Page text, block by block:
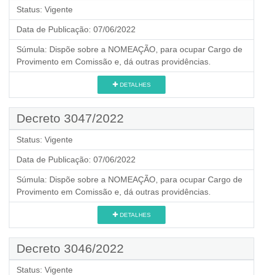
Status: Vigente
Data de Publicação: 07/06/2022
Súmula: Dispõe sobre a NOMEAÇÃO, para ocupar Cargo de
Provimento em Comissão e, dá outras providências.
DETALHES
Decreto 3047/2022
Status: Vigente
Data de Publicação: 07/06/2022
Súmula: Dispõe sobre a NOMEAÇÃO, para ocupar Cargo de
Provimento em Comissão e, dá outras providências.
DETALHES
Decreto 3046/2022
Status: Vigente